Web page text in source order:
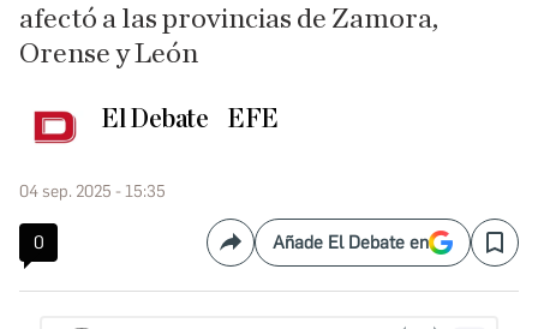
afectó a las provincias de Zamora,
Orense y León
El Debate EFE
04 sep. 2025 - 15:35
0 CompartirAñade El Debate en Save